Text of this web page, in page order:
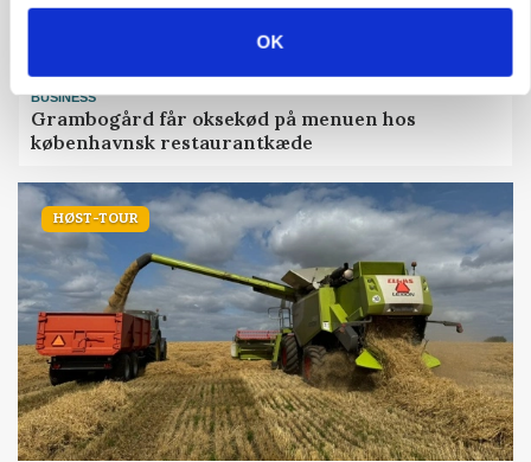
OK
BUSINESS
Grambogård får oksekød på menuen hos
københavnsk restaurantkæde
HØST-TOUR